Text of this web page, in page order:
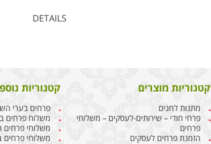
DETAILS
קטגוריות מוצרים
מתנות לחגים
פרחי חודי – שירותים-לעסקים – משלוחי
פרחים
הזמנת פרחים לעסקים
קטגוריות
פרחים בערי
משלוח פרחים
משלוחי פרחים
משלוחי פרחים